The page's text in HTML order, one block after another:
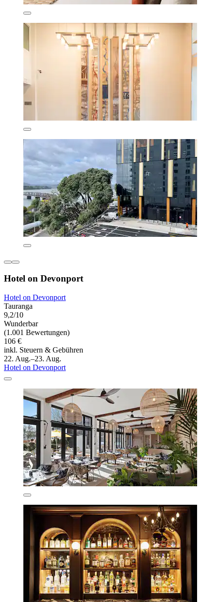
Hotel on Devonport
Hotel on Devonport
Tauranga
9,2/10
Wunderbar
(1.001 Bewertungen)
106 €
inkl. Steuern & Gebühren
22. Aug.–23. Aug.
Hotel on Devonport